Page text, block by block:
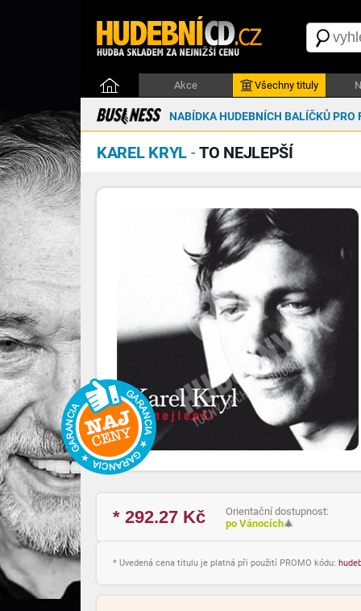
Akce Všechny tituly
NABÍDKA HUDEBNÍCH BALÍČKŮ PRO
KAREL KRYL -TO NEJLEPŠÍ
* 292.27 Kč
Orientační dostupnost:
po Vánocích🎄
* Uvedená cena titulu je platná při použití PROMO kódu: